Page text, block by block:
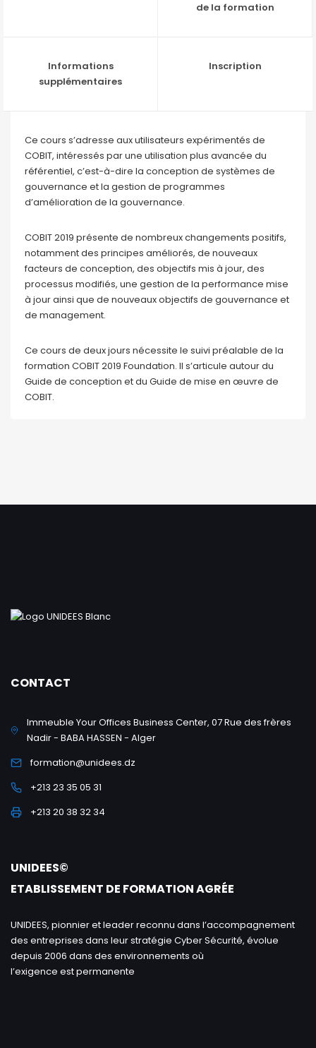
de la formation
Informations
supplémentaires
Inscription
Ce cours s’adresse aux utilisateurs expérimentés de
COBIT, intéressés par une utilisation plus avancée du
référentiel, c’est-à-dire la conception de systèmes de
gouvernance et la gestion de programmes
d’amélioration de la gouvernance.
COBIT 2019 présente de nombreux changements positifs,
notamment des principes améliorés, de nouveaux
facteurs de conception, des objectifs mis à jour, des
processus modifiés, une gestion de la performance mise
à jour ainsi que de nouveaux objectifs de gouvernance et
de management.
Ce cours de deux jours nécessite le suivi préalable de la
formation COBIT 2019 Foundation. Il s’articule autour du
Guide de conception et du Guide de mise en œuvre de
COBIT.
CONTACT
Immeuble Your Offices Business Center, 07 Rue des frères
Nadir - BABA HASSEN - Alger
formation@unidees.dz
+213 23 35 05 31
+213 20 38 32 34
UNIDEES©
ETABLISSEMENT DE FORMATION AGRÉE
UNIDEES, pionnier et leader reconnu dans l’accompagnement
des entreprises dans leur stratégie Cyber Sécurité, évolue
depuis 2006 dans des environnements où
l’exigence est permanente